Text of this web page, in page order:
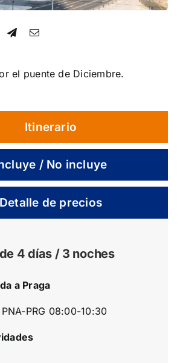
el puente de Diciembre.
Itinerario
/ No incluye
Detalle de precios
4 días / 3 noches
a Praga
PRG 08:00-10:30